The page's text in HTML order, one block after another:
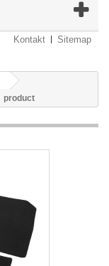
Kontakt Sitemap
product